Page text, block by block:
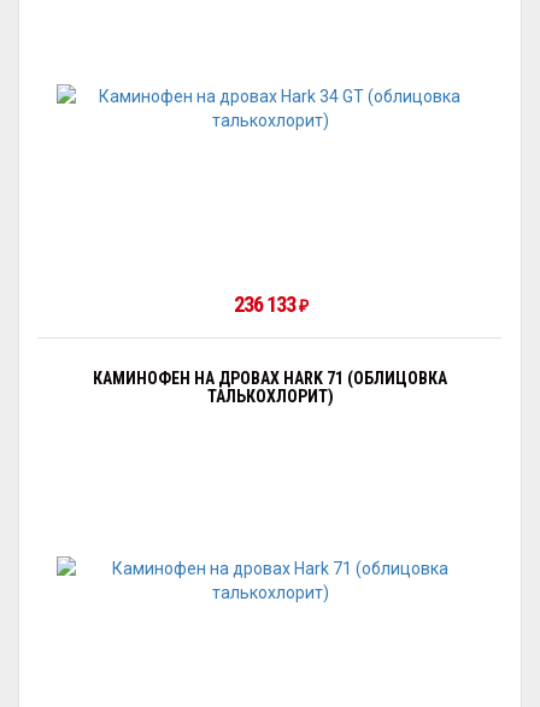
236 133 ₽
КАМИНОФЕН НА ДРОВАХ HARK 71 (ОБЛИЦОВКА
ТАЛЬКОХЛОРИТ)